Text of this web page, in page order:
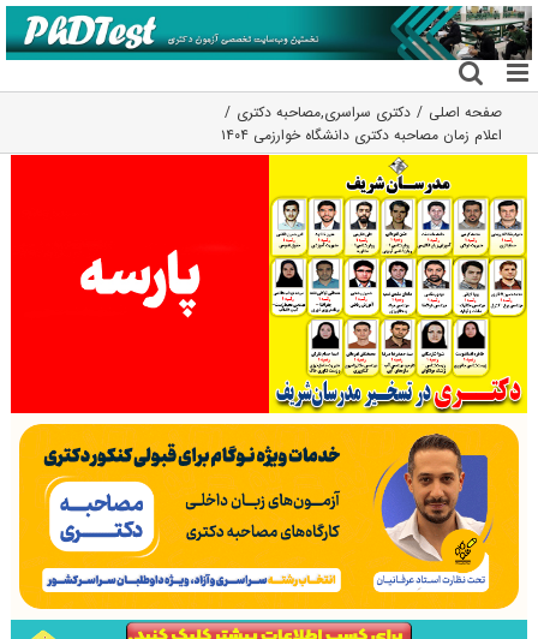
رفتن
به
محتوا
صفحه اصلی دکتری سراسری,مصاحبه دکتری
اعلام زمان مصاحبه دکتری دانشگاه خوارزمی ۱۴۰۴